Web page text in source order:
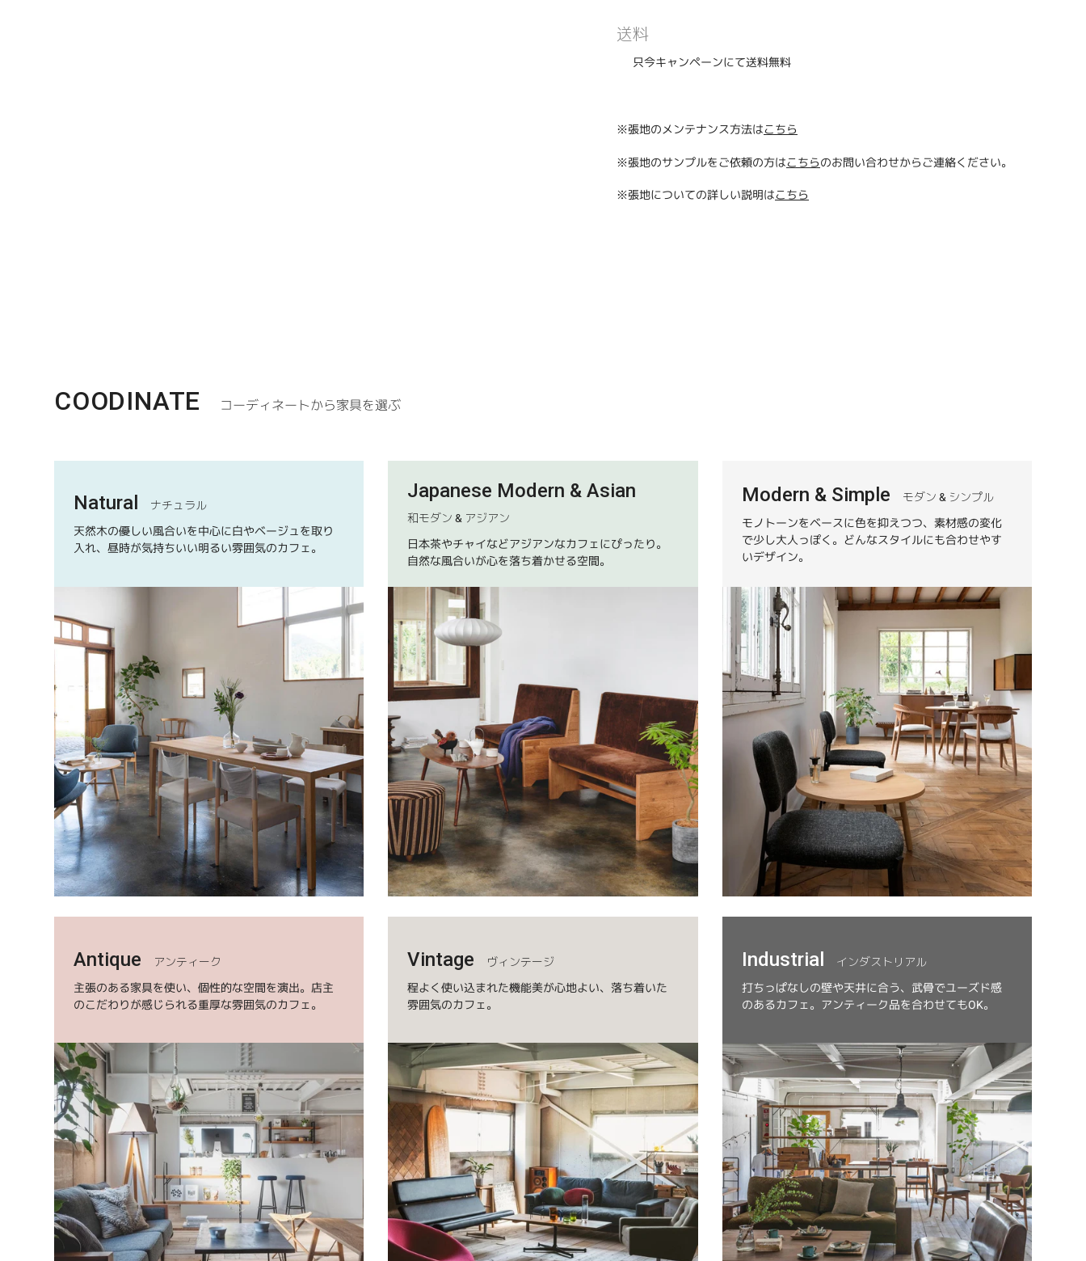
送料
只今キャンペーンにて送料無料
※張地のメンテナンス方法はこちら
※張地のサンプルをご依頼の方はこちらのお問い合わせからご連絡ください。
※張地についての詳しい説明はこちら
COODINATE コーディネートから家具を選ぶ
Natural ナチュラル
天然木の優しい風合いを中心に白やベージュを取り
入れ、昼時が気持ちいい明るい雰囲気のカフェ。
Japanese Modern & Asian
和モダン & アジアン
日本茶やチャイなどアジアンなカフェにぴったり。
自然な風合いが心を落ち着かせる空間。
Modern & Simple モダン & シンプル
モノトーンをベースに色を抑えつつ、素材感の変化
で少し大人っぽく。どんなスタイルにも合わせやす
いデザイン。
Antique アンティーク
主張のある家具を使い、個性的な空間を演出。店主
のこだわりが感じられる重厚な雰囲気のカフェ。
Vintage ヴィンテージ
程よく使い込まれた機能美が心地よい、落ち着いた
雰囲気のカフェ。
Industrial インダストリアル
打ちっぱなしの壁や天井に合う、武骨でユーズド感
のあるカフェ。アンティーク品を合わせてもOK。